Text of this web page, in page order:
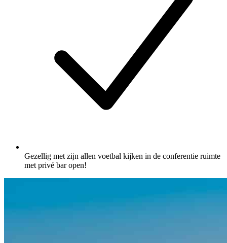
Gezellig met zijn allen voetbal kijken in de conferentie ruimte
met privé bar open!